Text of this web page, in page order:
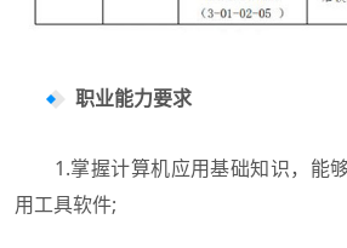
职业能力要求
1.掌握计算机应用基础知识，能
用工具软件;